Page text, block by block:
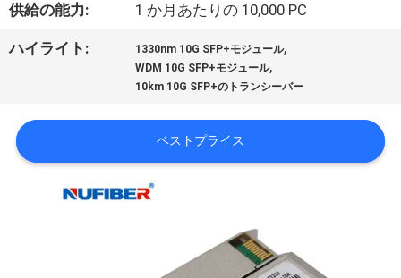
場
旅
品
供給の能力: 1 か月あたりの 10,000 PC
ハイライト: 1330nm 10G SFP+モジュール,
WDM 10G SFP+モジュール,
10km 10G SFP+のトランシーバー
ベストプライス